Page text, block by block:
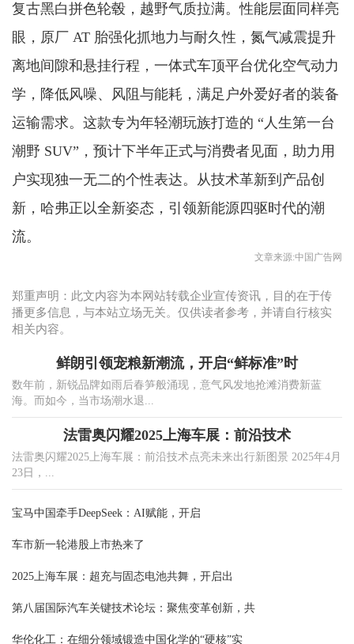
复古黑白拼色轮毂，越野气质拉满。性能层面同样亮
眼，原厂 AT 胎强化抓地力与耐久性，氮气减震提升
离地间隙和悬挂行程，一体式车顶平台优化空气动力
学，降低风噪、风阻与能耗，满足户外爱好者的装备
运输需求。这款专为年轻潮玩族打造的 “人生第一台
潮野 SUV”，预计下半年正式与消费者见面，助力用
户实现独一无二的个性表达。从技术革新到产品创
新，哈弗正以全新姿态，引领新能源四驱时代的潮
流。
文章来源:中国广告网
郑重声明：此文内容为本网站转载企业宣传资讯，目的在于传
播更多信息，与本站立场无关。仅供读者参考，并请自行核实
相关内容。
鲜朗引领宠粮新潮流，开启“鲜标准”时
数年前，新锐品牌如雨后春笋般涌现，意气风发地抢滩消费新蓝
海。而如今，当市场潮水退...
法雷奥闪耀2025上海车展：前沿技术
法雷奥闪耀2025上海车展：前沿技术点亮未来出行新图景 2025年4月
23日，...
宝马中国牵手DeepSeek：AI赋能，开启
车市新一轮港股上市热来了
2025上海车展：超充与固态电池共舞，开启出
第八届国际汽车关键技术论坛：聚焦变革创新，共
华伦化工：在细分领域锻造中国化学的“硬核”实